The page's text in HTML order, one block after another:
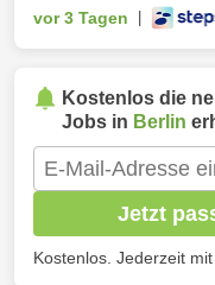
vor 3 Tagen
Kostenlos die
Jobs in Berlin
Jetzt
Kostenlos. Jederzeit